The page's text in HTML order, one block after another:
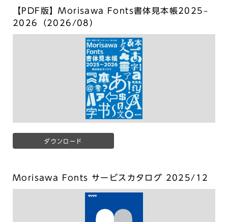
【PDF版】Morisawa Fonts書体見本帳2025–
2026（2026/08）
ダウンロード
Morisawa Fonts サービスカタログ 2025/12